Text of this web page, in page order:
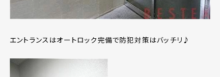
エントランスはオートロック完備で防犯対策はバッチリ♪